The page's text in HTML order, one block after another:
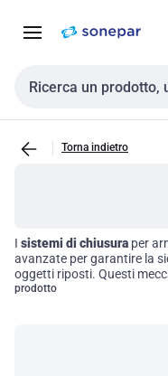
navigazione alla
Cerca input
Torna indietro
I sistemi di chiusura per
avanzate per garantire la
oggetti riposti. Questi
rispondere a diverse
prodotto